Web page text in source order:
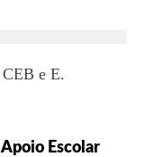
e E.
Escolar